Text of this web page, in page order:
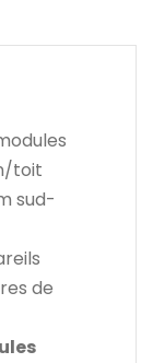
toit
sud-
de